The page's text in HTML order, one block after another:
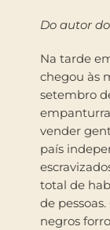
Do autor
Na tarde
chegou às
setembro
vender
país
total de
de
negros